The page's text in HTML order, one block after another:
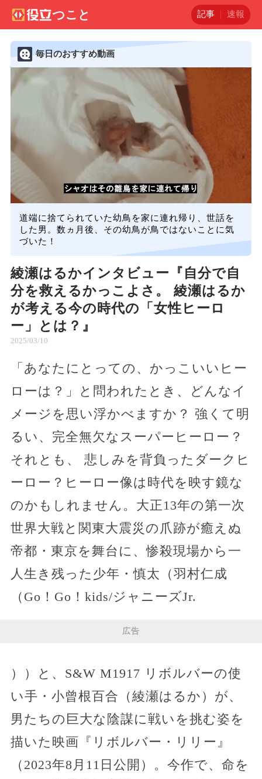
記事 速報
毎日のおすすめ動画
道端に捨てられていた幼鳥を家に連れ帰り、世話を
した男。数ヵ月後、その幼鳥が鳥ではないことに気
づいた！
綾瀬はるかインタビュー『自分で自
分を救えるかっこよさ。 綾瀬はるか
が考える今の時代の「女性ヒーロ
ー」とは？』
2025/03/10
「あなたにとっての、かっこいいヒー
ローは？」と問われたとき、どんなイ
メージを思い浮かべますか？ 強くて明
るい、完全無欠なスーパーヒーロー？
それとも、 悲しみを背負ったダークヒ
ーロー？ヒーロー像は時代を映す鏡な
のかもしれません。大正13年の第一次
世界大戦と関東大震災の爪跡が癒えぬ
帝都・東京を舞台に、惨殺現場から一
人生き残った少年・慎太（羽村仁成
（Go！Go！kids/ジャニーズJr.
広告
））と、S&W M1917 リボルバーの使
い手・小曾根百合（綾瀬はるか）が、
男たちの巨大な陰謀に戦いを挑む姿を
描いた映画『リボルバー・リリー』
（2023年8月11日公開）。今作で、命を